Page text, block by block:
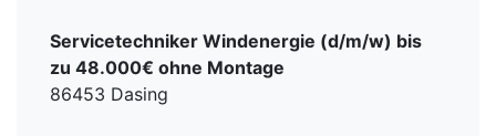
Servicetechniker Windenergie (d/m/w) bis
zu 48.000€ ohne Montage
86453 Dasing